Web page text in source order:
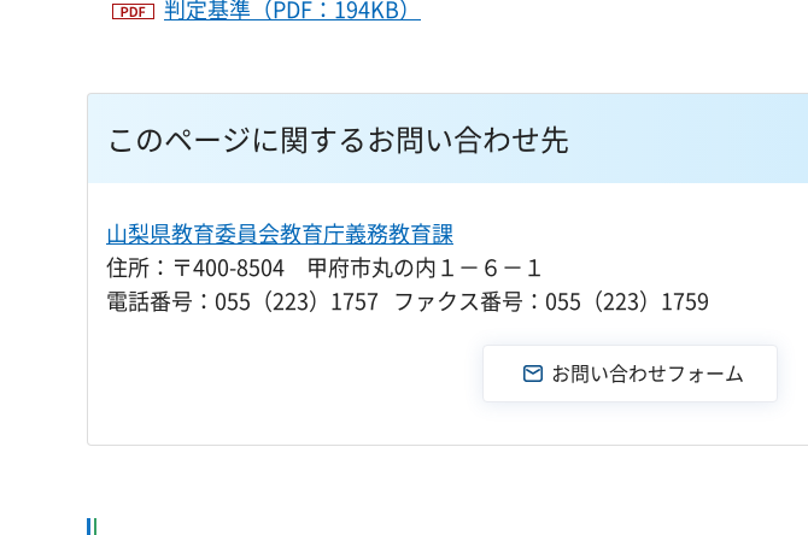
判定基準（PDF：194KB）
このページに関するお問い合わせ先
山梨県教育委員会教育庁義務教育課
住所：〒400-8504 甲府市丸の内１－６－１
電話番号：055（223）1757 ファクス番号：055（223）1759